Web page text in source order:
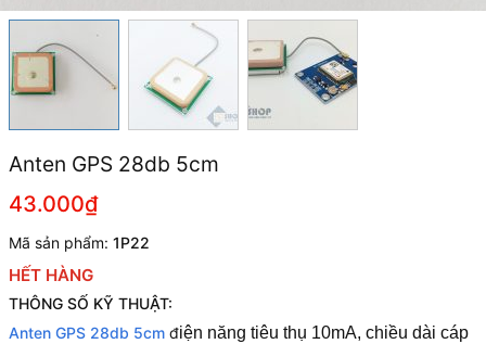
Anten GPS 28db 5cm
43.000₫
Mã sản phẩm: 1P22
HẾT HÀNG
THÔNG SỐ KỸ THUẬT:
Anten GPS 28db 5cm điện năng tiêu thụ 10mA, chiều dài cáp